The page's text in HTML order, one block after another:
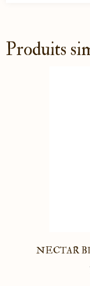
Produits
NECTAR